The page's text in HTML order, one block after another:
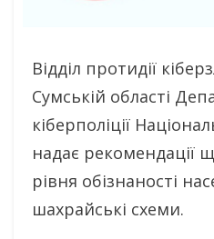
Відділ протидії
Сумській області
кіберполіції
надає рекомендації
рівня обізнаності
шахрайські схеми.